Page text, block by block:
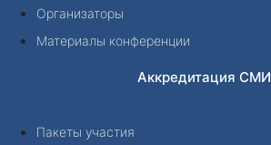
Организаторы
Материалы конференции
Аккредитация СМИ
Пакеты участия